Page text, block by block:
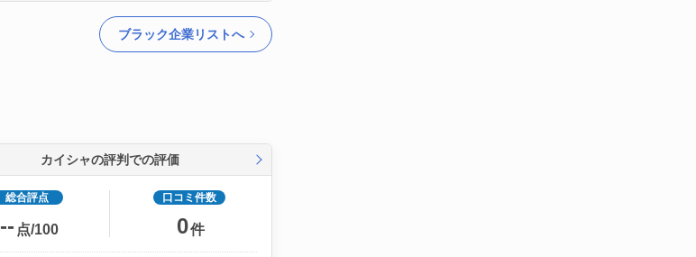
ブラック企業リストへ
カイシャの評判での評価
総合評点
-- 点/100
口コミ件数
0件